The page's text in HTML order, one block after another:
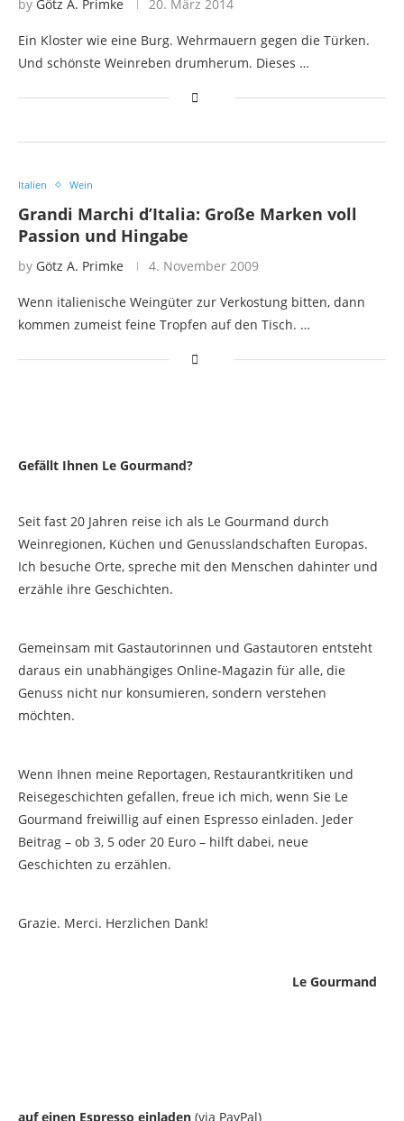
by Götz A. Primke 20. März 2014
Ein Kloster wie eine Burg. Wehrmauern gegen die Türken.
Und schönste Weinreben drumherum. Dieses …
Italien Wein
Grandi Marchi d’Italia: Große Marken voll
Passion und Hingabe
by Götz A. Primke 4. November 2009
Wenn italienische Weingüter zur Verkostung bitten, dann
kommen zumeist feine Tropfen auf den Tisch. …
Gefällt Ihnen Le Gourmand?
Seit fast 20 Jahren reise ich als Le Gourmand durch
Weinregionen, Küchen und Genusslandschaften Europas.
Ich besuche Orte, spreche mit den Menschen dahinter und
erzähle ihre Geschichten.
Gemeinsam mit Gastautorinnen und Gastautoren entsteht
daraus ein unabhängiges Online-Magazin für alle, die
Genuss nicht nur konsumieren, sondern verstehen
möchten.
Wenn Ihnen meine Reportagen, Restaurantkritiken und
Reisegeschichten gefallen, freue ich mich, wenn Sie Le
Gourmand freiwillig auf einen Espresso einladen. Jeder
Beitrag – ob 3, 5 oder 20 Euro – hilft dabei, neue
Geschichten zu erzählen.
Grazie. Merci. Herzlichen Dank!
Le Gourmand
auf einen Espresso einladen (via PayPal)